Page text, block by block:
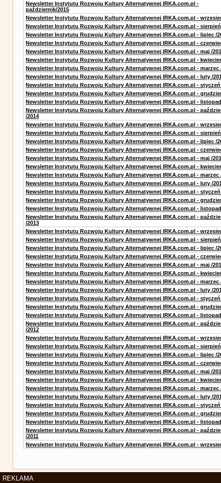
Newsletter Instytutu Rozwoju Kultury Alternatywnej IRKA.com.pl -
październik/2015
Newsletter Instytutu Rozwoju Kultury Alternatywnej IRKA.com.pl -
Newsletter Instytutu Rozwoju Kultury Alternatywnej IRKA.com.pl -
Newsletter Instytutu Rozwoju Kultury Alternatywnej IRKA.com.pl - lipiec /
Newsletter Instytutu Rozwoju Kultury Alternatywnej IRKA.com.pl -
Newsletter Instytutu Rozwoju Kultury Alternatywnej IRKA.com.pl - maj /
Newsletter Instytutu Rozwoju Kultury Alternatywnej IRKA.com.pl -
Newsletter Instytutu Rozwoju Kultury Alternatywnej IRKA.com.pl - marzec
Newsletter Instytutu Rozwoju Kultury Alternatywnej IRKA.com.pl - luty /
Newsletter Instytutu Rozwoju Kultury Alternatywnej IRKA.com.pl - styczeń
Newsletter Instytutu Rozwoju Kultury Alternatywnej IRKA.com.pl -
Newsletter Instytutu Rozwoju Kultury Alternatywnej IRKA.com.pl - listopad
Newsletter Instytutu Rozwoju Kultury Alternatywnej IRKA.com.pl -
/2014
Newsletter Instytutu Rozwoju Kultury Alternatywnej IRKA.com.pl -
Newsletter Instytutu Rozwoju Kultury Alternatywnej IRKA.com.pl - sierpień
Newsletter Instytutu Rozwoju Kultury Alternatywnej IRKA.com.pl - lipiec /
Newsletter Instytutu Rozwoju Kultury Alternatywnej IRKA.com.pl -
Newsletter Instytutu Rozwoju Kultury Alternatywnej IRKA.com.pl - maj /
Newsletter Instytutu Rozwoju Kultury Alternatywnej IRKA.com.pl -
Newsletter Instytutu Rozwoju Kultury Alternatywnej IRKA.com.pl - marzec
Newsletter Instytutu Rozwoju Kultury Alternatywnej IRKA.com.pl - luty /
Newsletter Instytutu Rozwoju Kultury Alternatywnej IRKA.com.pl - styczeń
Newsletter Instytutu Rozwoju Kultury Alternatywnej IRKA.com.pl -
Newsletter Instytutu Rozwoju Kultury Alternatywnej IRKA.com.pl - listopad
Newsletter Instytutu Rozwoju Kultury Alternatywnej IRKA.com.pl -
/2013
Newsletter Instytutu Rozwoju Kultury Alternatywnej IRKA.com.pl -
Newsletter Instytutu Rozwoju Kultury Alternatywnej IRKA.com.pl - sierpień
Newsletter Instytutu Rozwoju Kultury Alternatywnej IRKA.com.pl - lipiec /
Newsletter Instytutu Rozwoju Kultury Alternatywnej IRKA.com.pl -
Newsletter Instytutu Rozwoju Kultury Alternatywnej IRKA.com.pl - maj /
Newsletter Instytutu Rozwoju Kultury Alternatywnej IRKA.com.pl -
Newsletter Instytutu Rozwoju Kultury Alternatywnej IRKA.com.pl - marzec
Newsletter Instytutu Rozwoju Kultury Alternatywnej IRKA.com.pl - luty /
Newsletter Instytutu Rozwoju Kultury Alternatywnej IRKA.com.pl - styczeń
Newsletter Instytutu Rozwoju Kultury Alternatywnej IRKA.com.pl -
Newsletter Instytutu Rozwoju Kultury Alternatywnej IRKA.com.pl - listopad
Newsletter Instytutu Rozwoju Kultury Alternatywnej IRKA.com.pl -
/2012
Newsletter Instytutu Rozwoju Kultury Alternatywnej IRKA.com.pl -
Newsletter Instytutu Rozwoju Kultury Alternatywnej IRKA.com.pl - sierpień
Newsletter Instytutu Rozwoju Kultury Alternatywnej IRKA.com.pl - lipiec /
Newsletter Instytutu Rozwoju Kultury Alternatywnej IRKA.com.pl -
Newsletter Instytutu Rozwoju Kultury Alternatywnej IRKA.com.pl - maj /
Newsletter Instytutu Rozwoju Kultury Alternatywnej IRKA.com.pl -
Newsletter Instytutu Rozwoju Kultury Alternatywnej IRKA.com.pl - marzec
Newsletter Instytutu Rozwoju Kultury Alternatywnej IRKA.com.pl - luty /
Newsletter Instytutu Rozwoju Kultury Alternatywnej IRKA.com.pl - styczeń
Newsletter Instytutu Rozwoju Kultury Alternatywnej IRKA.com.pl -
Newsletter Instytutu Rozwoju Kultury Alternatywnej IRKA.com.pl - listopad
Newsletter Instytutu Rozwoju Kultury Alternatywnej IRKA.com.pl -
/2011
Newsletter Instytutu Rozwoju Kultury Alternatywnej IRKA.com.pl -
REKLAMA